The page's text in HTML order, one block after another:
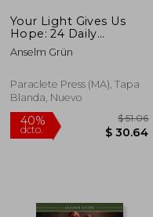
Your Light Gives Us
Hope: 24 Daily
Practices for Advent
(en Inglés)
Anselm Grün
Paraclete Press (MA), Tapa
Blanda, Nuevo